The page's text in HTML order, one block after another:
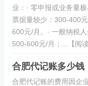
业：· 零申报或业务量
票据量较少：300-400
600元/月。· 一般纳税
500-600元/月；...【阅读
合肥代记账多少钱
合肥代记账的费用因企